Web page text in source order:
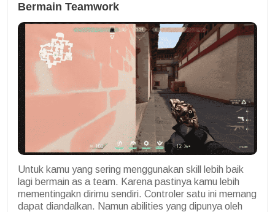
Bermain Teamwork
Untuk kamu yang sering menggunakan skill lebih baik
lagi bermain as a team. Karena pastinya kamu lebih
mementingakn dirimu sendiri. Controler satu ini memang
dapat diandalkan. Namun abilities yang dipunya oleh